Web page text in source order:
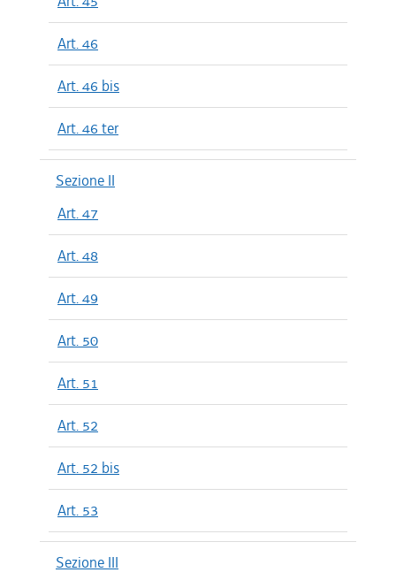
Art. 46
Art. 46 bis
Art. 46 ter
Sezione II
Art. 47
Art. 48
Art. 49
Art. 50
Art. 51
Art. 52
Art. 52 bis
Art. 53
Sezione III